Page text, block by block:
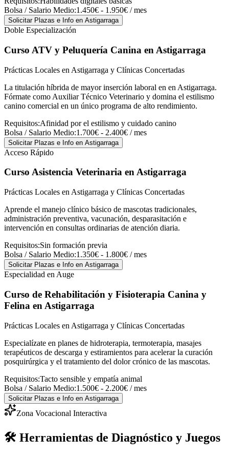
Bolsa / Salario Medio:1.450€ - 1.950€ / mes
Solicitar Plazas e Info en Astigarraga
Doble Especialización
Curso ATV y Peluquería Canina en Astigarraga
Prácticas Locales en Astigarraga y Clínicas Concertadas
La titulación híbrida de mayor inserción laboral en en Astigarraga.
Fórmate como Auxiliar Técnico Veterinario y domina el estilismo
canino comercial en un único programa de alto rendimiento.
Requisitos:Afinidad por el estilismo y cuidado canino
Bolsa / Salario Medio:1.700€ - 2.400€ / mes
Solicitar Plazas e Info en Astigarraga
Acceso Rápido
Curso Asistencia Veterinaria en Astigarraga
Prácticas Locales en Astigarraga y Clínicas Concertadas
Aprende el manejo clínico básico de mascotas tradicionales,
administración preventiva, vacunación, desparasitación e
intervención en consultas ordinarias de atención diaria.
Requisitos:Sin formación previa
Bolsa / Salario Medio:1.350€ - 1.800€ / mes
Solicitar Plazas e Info en Astigarraga
Especialidad en Auge
Curso de Rehabilitación y Fisioterapia Canina y
Felina en Astigarraga
Prácticas Locales en Astigarraga y Clínicas Concertadas
Especialízate en planes de hidroterapia, termoterapia, masajes
terapéuticos de descarga y estiramientos para acelerar la curación
posquirúrgica y el tratamiento del dolor crónico de las mascotas.
Requisitos:Tacto sensible y empatía animal
Bolsa / Salario Medio:1.500€ - 2.200€ / mes
Solicitar Plazas e Info en Astigarraga
Zona Vocacional Interactiva
🛠️ Herramientas de Diagnóstico y Juegos